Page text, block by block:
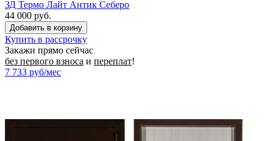
ЗД Термо Лайт Антик Себеро
44 000 руб.
Купить в рассрочку
Закажи прямо сейчас
без первого взноса и переплат!
7 733 руб/мес